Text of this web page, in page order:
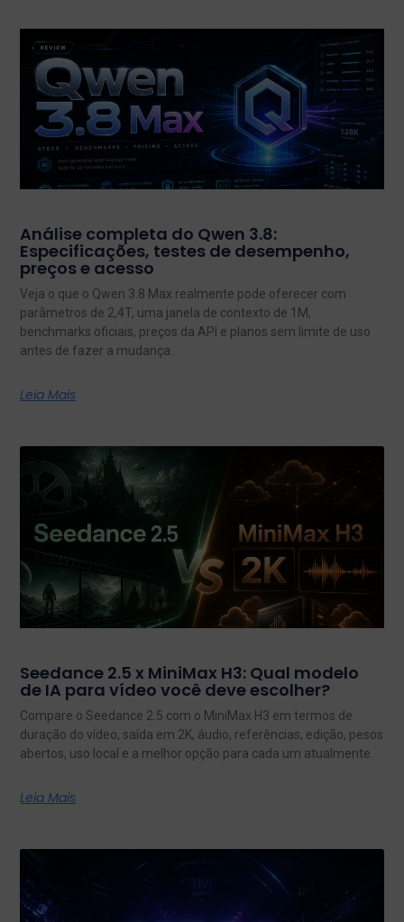
Análise completa do Qwen 3.8:
Especificações, testes de desempenho,
preços e acesso
Veja o que o Qwen 3.8 Max realmente pode oferecer com
parâmetros de 2,4T, uma janela de contexto de 1M,
benchmarks oficiais, preços da API e planos sem limite de uso
antes de fazer a mudança.
Leia Mais
Seedance 2.5 x MiniMax H3: Qual modelo
de IA para vídeo você deve escolher?
Compare o Seedance 2.5 com o MiniMax H3 em termos de
duração do vídeo, saída em 2K, áudio, referências, edição, pesos
abertos, uso local e a melhor opção para cada um atualmente.
Leia Mais